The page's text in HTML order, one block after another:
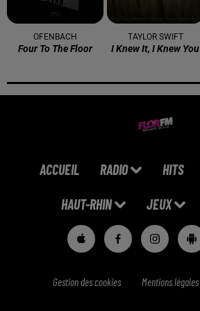
OFENBACH
Four To The Floor
TAYLOR SWIFT
I Knew It, I Knew You
ACCUEIL RADIO HITS
HAUT-RHIN JEUX
Gestion des cookies Mentions légales